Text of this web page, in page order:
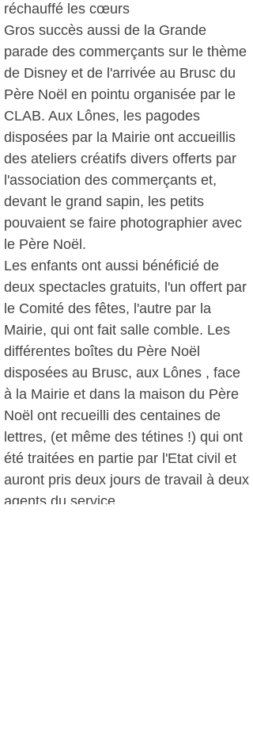
réchauffé les cœurs
Gros succès aussi de la Grande
parade des commerçants sur le thème
de Disney et de l'arrivée au Brusc du
Père Noël en pointu organisée par le
CLAB. Aux Lônes, les pagodes
disposées par la Mairie ont accueillis
des ateliers créatifs divers offerts par
l'association des commerçants et,
devant le grand sapin, les petits
pouvaient se faire photographier avec
le Père Noël.
Les enfants ont aussi bénéficié de
deux spectacles gratuits, l'un offert par
le Comité des fêtes, l'autre par la
Mairie, qui ont fait salle comble. Les
différentes boîtes du Père Noël
disposées au Brusc, aux Lônes , face
à la Mairie et dans la maison du Père
Noël ont recueilli des centaines de
lettres, (et même des tétines !) qui ont
été traitées en partie par l'Etat civil et
auront pris deux jours de travail à deux
agents du service.